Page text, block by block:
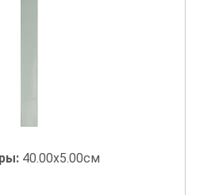
40.00x5.00см